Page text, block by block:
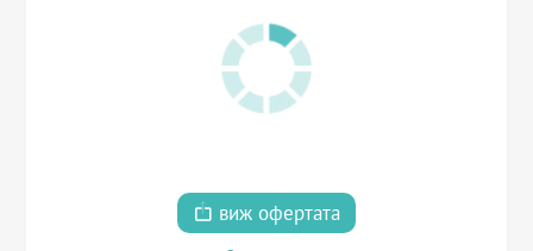
виж офертата